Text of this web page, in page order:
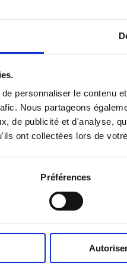
personnaliser le contenu
Nous partageons
de publicité et d'analyse,
ont collectées lors de
Préférences
Une formation à la
employées des
l’Alliance chorale du
respectifs.
Deux expositions
Deux expositions
Fournier,
30 janvier 2026;
À laBibliothèque
ateliers avec les